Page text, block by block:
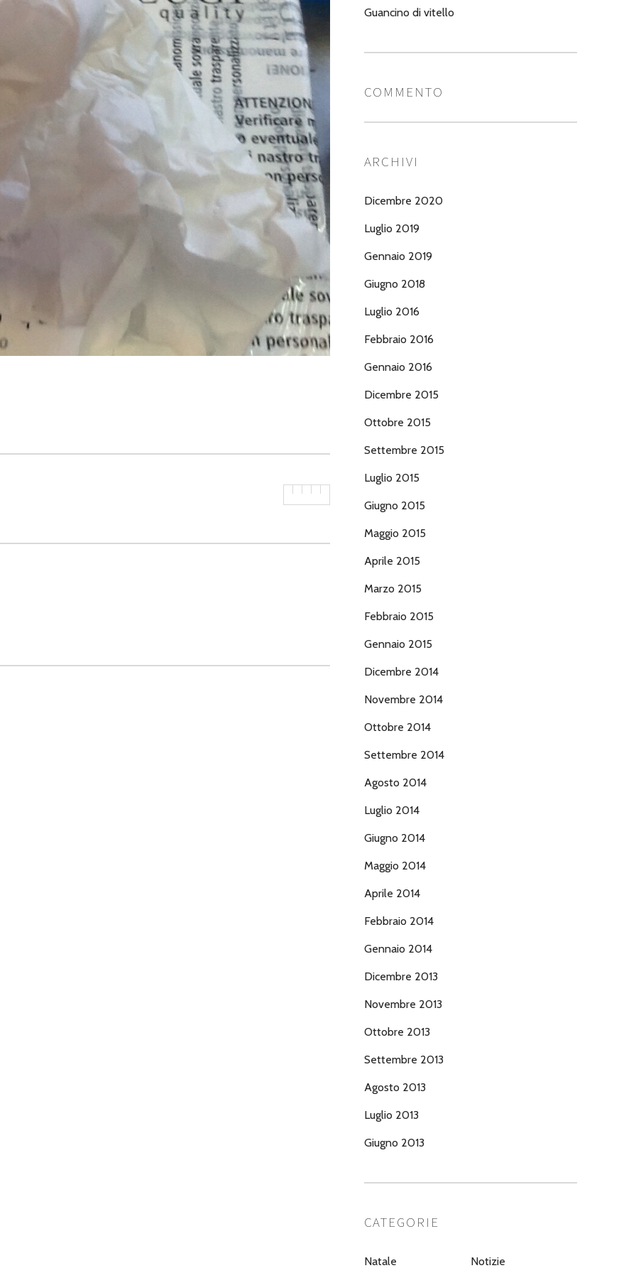
Guancino di vitello
COMMENTO
ARCHIVI
Dicembre 2020
Luglio 2019
Gennaio 2019
Giugno 2018
Luglio 2016
Febbraio 2016
Gennaio 2016
Dicembre 2015
Ottobre 2015
Settembre 2015
Luglio 2015
Giugno 2015
Maggio 2015
Aprile 2015
Marzo 2015
Febbraio 2015
Gennaio 2015
Dicembre 2014
Novembre 2014
Ottobre 2014
Settembre 2014
Agosto 2014
Luglio 2014
Giugno 2014
Maggio 2014
Aprile 2014
Febbraio 2014
Gennaio 2014
Dicembre 2013
Novembre 2013
Ottobre 2013
Settembre 2013
Agosto 2013
Luglio 2013
Giugno 2013
CATEGORIE
Natale Notizie